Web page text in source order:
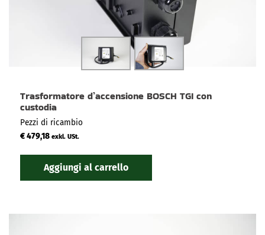
Trasformatore d’accensione BOSCH TGI con
custodia
Pezzi di ricambio
€479,18 exkl. USt.
Aggiungi al carrello